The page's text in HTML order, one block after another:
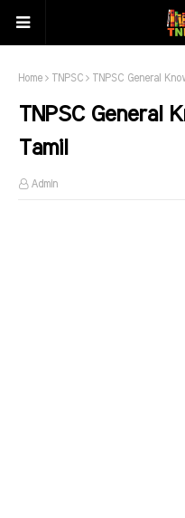
Home TNPSC TNPSC General
TNPSC General
Tamil
Admin